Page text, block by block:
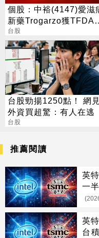
個股：中裕(4147)愛滋
新藥Trogarzo獲TFDA
證通知，上市進入最後階
段
台股
台股勁揚1250點！ 網見
外資買超驚：有人在逃
台股
推薦閱讀
英
一
了
英
台積電